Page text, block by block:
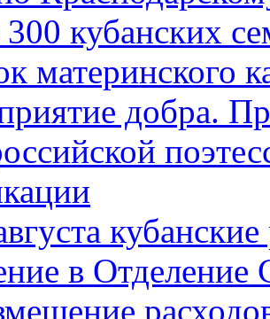
300 кубанских
материнского
добра.
в